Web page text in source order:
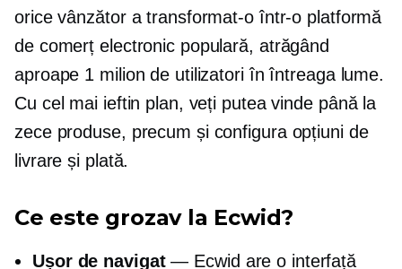
orice vânzător a transformat-o într-o platformă
de comerț electronic populară, atrăgând
aproape 1 milion de utilizatori în întreaga lume.
Cu cel mai ieftin plan, veți putea vinde până la
zece produse, precum și configura opțiuni de
livrare și plată.
Ce este grozav la Ecwid?
Ușor de navigat— Ecwid are o interfață